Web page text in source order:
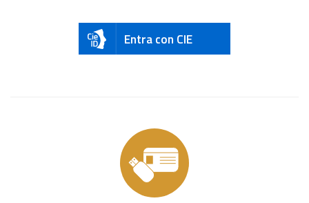
Entra con CIE